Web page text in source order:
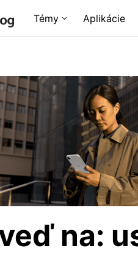
Témy Aplikácie
na: